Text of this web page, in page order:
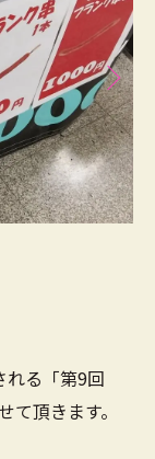
る「第9回
頂きます。